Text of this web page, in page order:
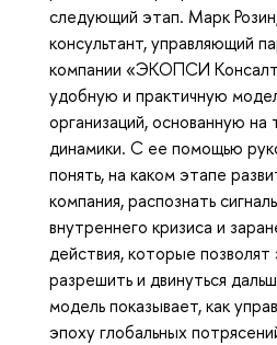
следующий этап. Марк
консультант, управляющий
компании «ЭКОПСИ
удобную и практичную
организаций, основанную на
динамики. С ее помощью
понять, на каком этапе
компания, распознать
внутреннего кризиса и
действия, которые позволят
разрешить и двинуться
модель показывает, как
эпоху глобальных